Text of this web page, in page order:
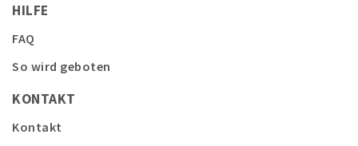
HILFE
FAQ
So wird geboten
KONTAKT
Kontakt